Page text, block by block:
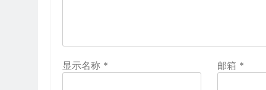
显示名称 * 邮箱 *